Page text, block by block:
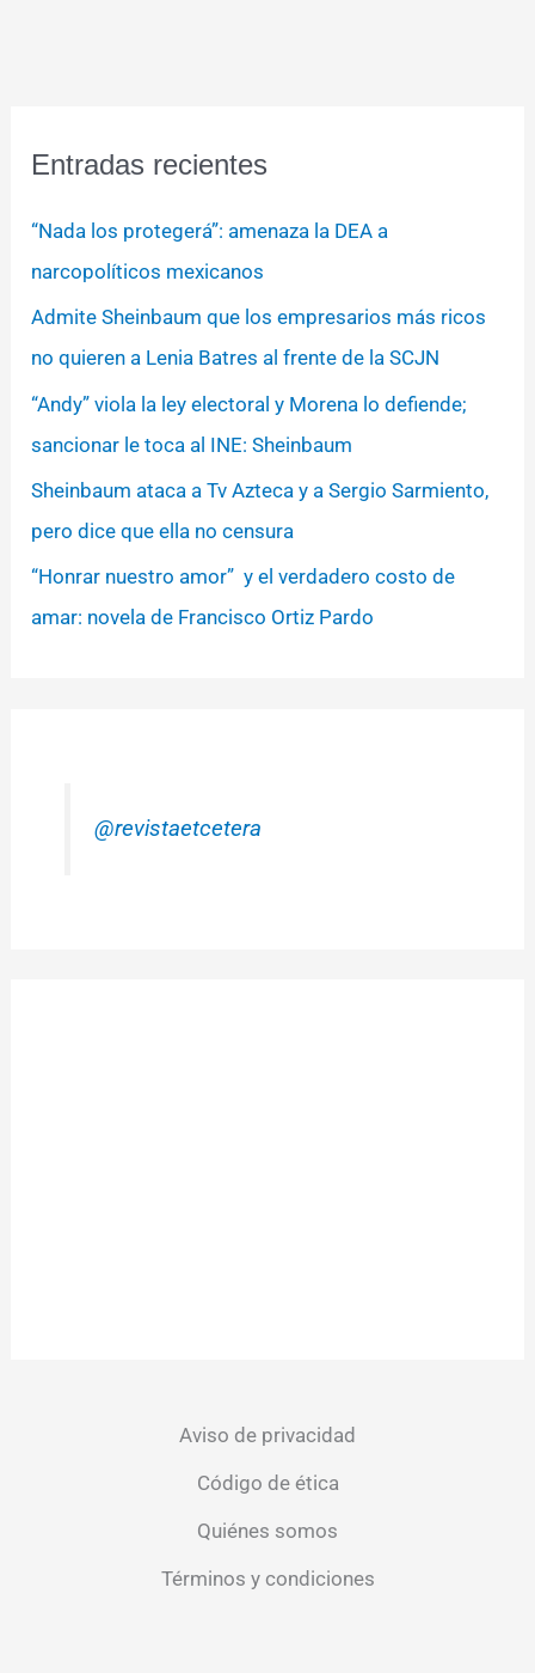
Entradas recientes
“Nada los protegerá”: amenaza la DEA a
narcopolíticos mexicanos
Admite Sheinbaum que los empresarios más ricos
no quieren a Lenia Batres al frente de la SCJN
“Andy” viola la ley electoral y Morena lo defiende;
sancionar le toca al INE: Sheinbaum
Sheinbaum ataca a Tv Azteca y a Sergio Sarmiento,
pero dice que ella no censura
“Honrar nuestro amor” y el verdadero costo de
amar: novela de Francisco Ortiz Pardo
@revistaetcetera
Aviso de privacidad
Código de ética
Quiénes somos
Términos y condiciones